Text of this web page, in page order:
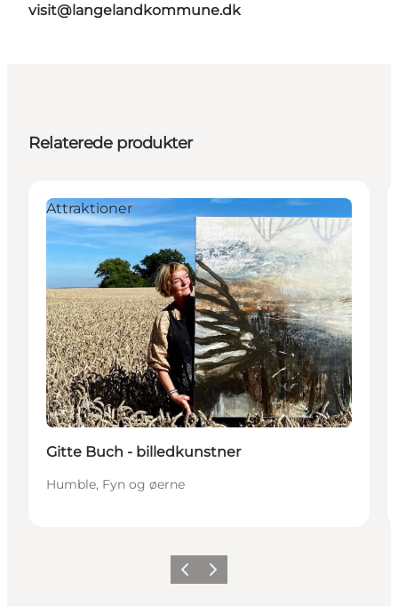
visit@langelandkommune.dk
Relaterede produkter
Attraktioner
Gitte Buch - billedkunstner
Humble, Fyn og øerne
ForrigeNæste